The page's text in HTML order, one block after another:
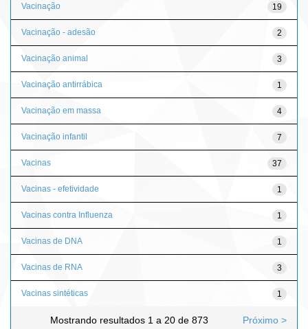
Vacinação 19
Vacinação - adesão 2
Vacinação animal 3
Vacinação antirrábica 1
Vacinação em massa 4
Vacinação infantil 7
Vacinas 37
Vacinas - efetividade 1
Vacinas contra Influenza 1
Vacinas de DNA 1
Vacinas de RNA 3
Vacinas sintéticas 1
Mostrando resultados 1 a 20 de 873 Próximo >